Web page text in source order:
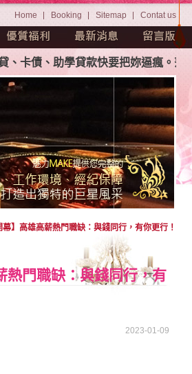
Home Booking Sitemap Contat us
助學貸款快要把妳逼瘋。茫茫人
】高雄高薪熱門職缺：與錢同行，有你更行！
門職缺：與錢同行，有
2023-01-09